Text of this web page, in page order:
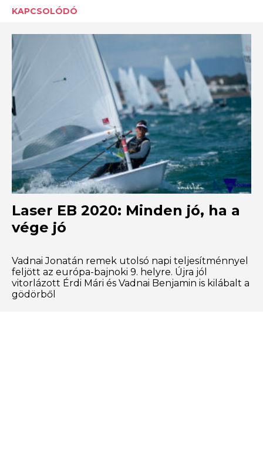
KAPCSOLÓDÓ
Laser EB 2020: Minden jó, ha a
vége jó
Vadnai Jonatán remek utolsó napi teljesítménnyel
feljött az európa-bajnoki 9. helyre. Újra jól
vitorlázott Érdi Mári és Vadnai Benjamin is kilábalt a
gödörből